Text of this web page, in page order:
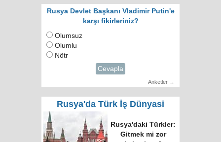
Rusya Devlet Başkanı Vladimir Putin'e
karşı fikirleriniz?
Olumsuz
Olumlu
Nötr
Cevapla
Anketler →
Rusya'da Türk İş Dünyasi
Rusya'daki Türkler:
Gitmek mi zor